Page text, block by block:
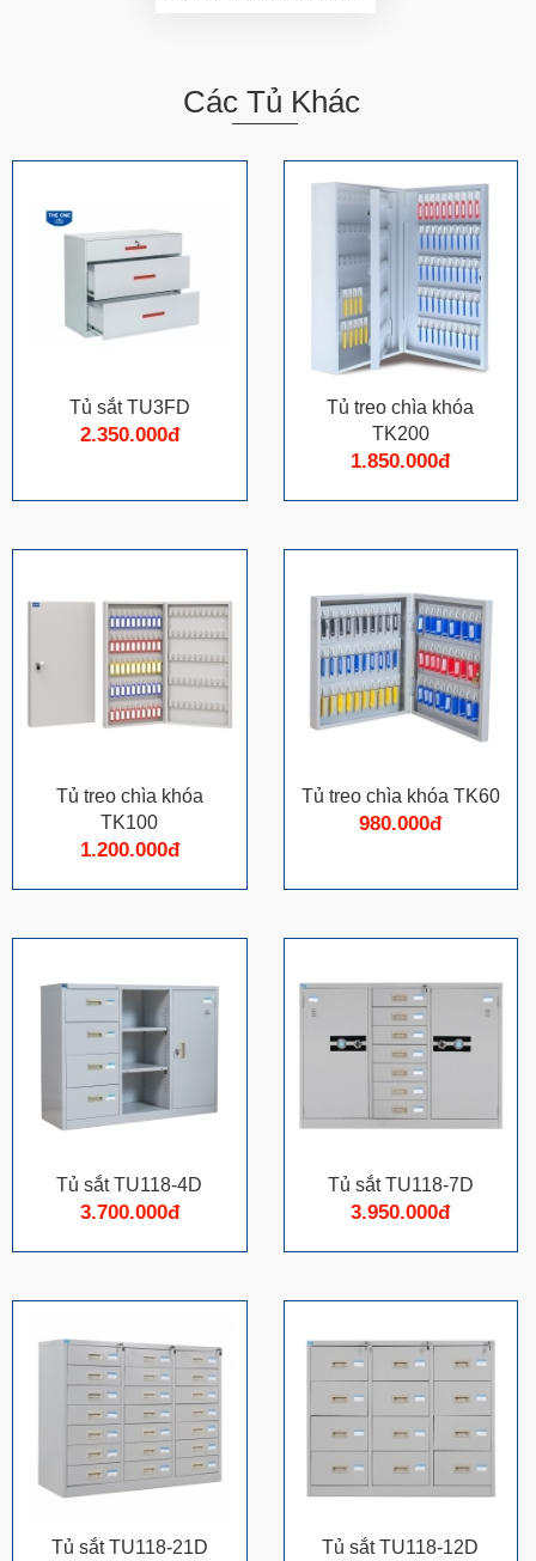
Các Tủ Khác
Tủ sắt TU3FD
2.350.000đ
Tủ treo chìa khóa
TK200
1.850.000đ
Tủ treo chìa khóa
TK100
1.200.000đ
Tủ treo chìa khóa TK60
980.000đ
Tủ sắt TU118-4D
3.700.000đ
Tủ sắt TU118-7D
3.950.000đ
Tủ sắt TU118-21D Tủ sắt TU118-12D